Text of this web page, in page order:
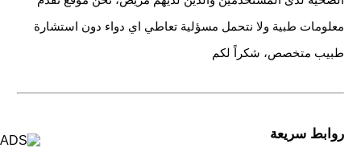
معلومات طبية ولا نتحمل مسؤلية تعاطي اي دواء دون استشارة
طبيب متخصص، شكراً لكم
روابط سريعة